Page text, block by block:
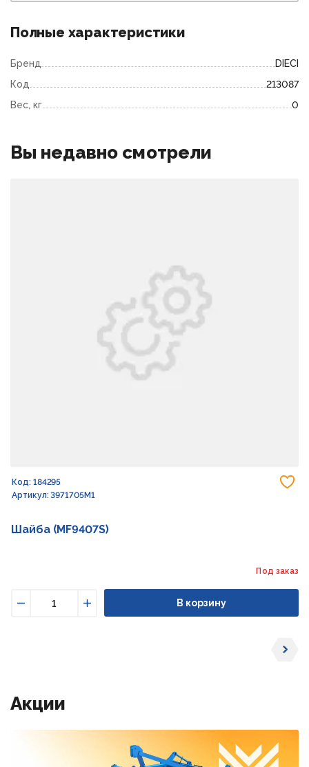
Полные характеристики
Бренд
DIECI
Код
213087
Вес, кг
0
Вы недавно смотрели
Код: 184295
Артикул: 3971705M1
Шайба (MF9407S)
Под заказ
Увеличить
В корзину
Акции